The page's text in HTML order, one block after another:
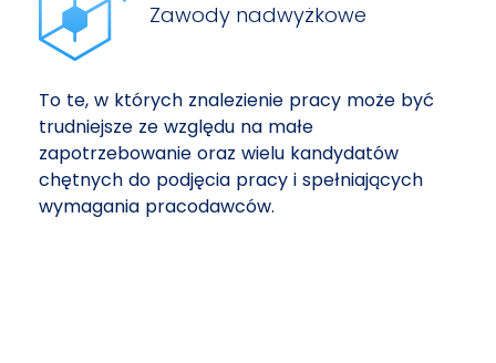
Zawody nadwyżkowe
To te, w których znalezienie pracy może być
trudniejsze ze względu na małe
zapotrzebowanie oraz wielu kandydatów
chętnych do podjęcia pracy i spełniających
wymagania pracodawców.